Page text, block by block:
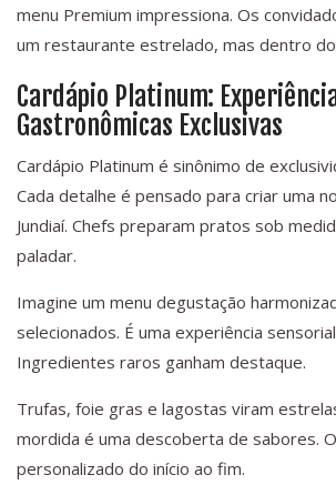
menu Premium impressiona. Os
um restaurante estrelado, mas dentro
Cardápio Platinum:
Gastronômicas Exclusivas
Cardápio Platinum é sinônimo de
Cada detalhe é pensado para criar uma
Jundiaí. Chefs preparam pratos sob
paladar.
Imagine um menu degustação
selecionados. É uma experiência
Ingredientes raros ganham destaque.
Trufas, foie gras e lagostas viram
mordida é uma descoberta de sabores.
personalizado do início ao fim.